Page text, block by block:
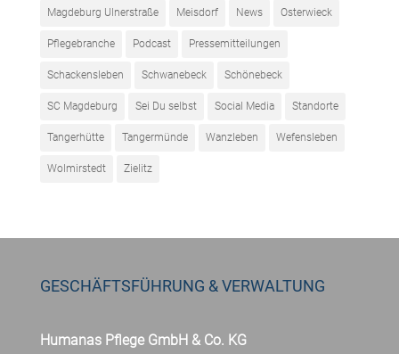
Magdeburg Ulnerstraße Meisdorf News Osterwieck
Pflegebranche Podcast Pressemitteilungen
Schackensleben Schwanebeck Schönebeck
SC Magdeburg Sei Du selbst Social Media Standorte
Tangerhütte Tangermünde Wanzleben Wefensleben
Wolmirstedt Zielitz
GESCHÄFTSFÜHRUNG & VERWALTUNG
Humanas Pflege GmbH & Co. KG